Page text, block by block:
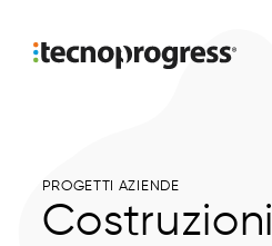
PROGETTI AZIENDE
Costruzioni